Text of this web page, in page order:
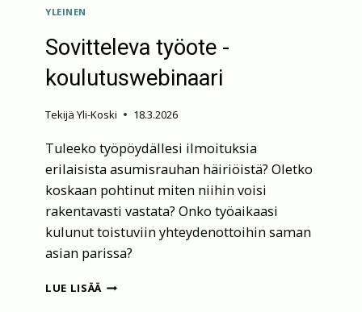
YLEINEN
Sovitteleva työote -
koulutuswebinaari
Tekijä Yli-Koski 18.3.2026
Tuleeko työpöydällesi ilmoituksia
erilaisista asumisrauhan häiriöistä? Oletko
koskaan pohtinut miten niihin voisi
rakentavasti vastata? Onko työaikaasi
kulunut toistuviin yhteydenottoihin saman
asian parissa?
LUE LISÄÄSOVITTELEVA